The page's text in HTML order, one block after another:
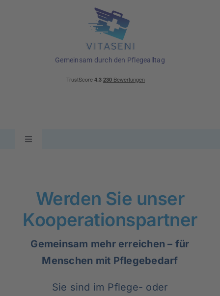
Gemeinsam durch den Pflegealltag
Toggle
Pflegehilfsmittel
Rundum versorgt
Pflegekurse
Werden Sie unser
Kooperationspartner
Gemeinsam mehr erreichen – für
Menschen mit Pflegebedarf
Sie sind im Pflege- oder